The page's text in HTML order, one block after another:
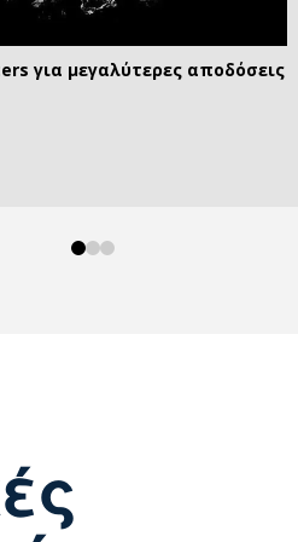
για μεγαλύτερες αποδόσεις
0 1 2